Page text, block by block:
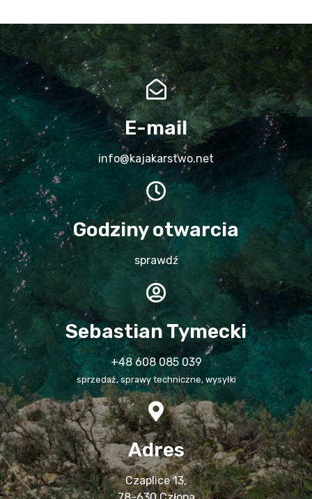
E-mail
info@kajakarstwo.net
Godziny otwarcia
sprawdź
Sebastian Tymecki
+48 608 085 039
sprzedaż, sprawy techniczne, wysyłki
Adres
Czaplice 13,